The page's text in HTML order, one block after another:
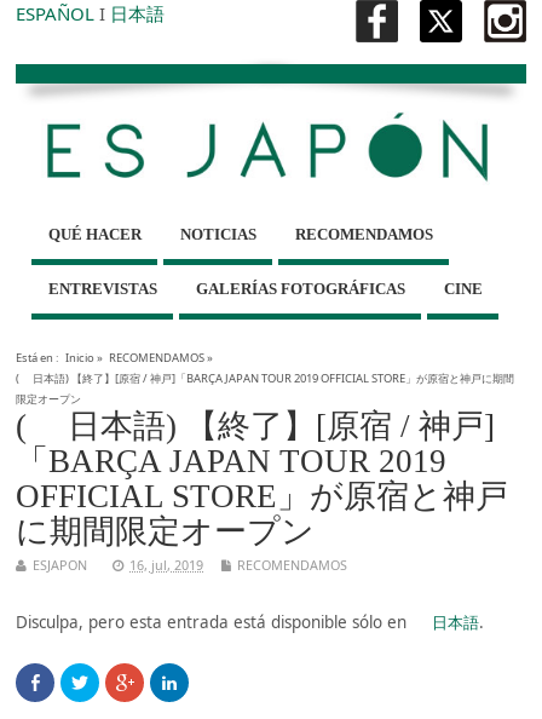
ESPAÑOL I 日本語
QUÉ HACER NOTICIAS RECOMENDAMOS
ENTREVISTAS GALERÍAS FOTOGRÁFICAS CINE
Está en : Inicio» RECOMENDAMOS»
( 日本語) 【終了】[原宿 / 神戸]「BARÇA JAPAN TOUR 2019 OFFICIAL STORE」が原宿と神戸に期間
限定オープン
( 日本語) 【終了】[原宿 / 神戸]
「BARÇA JAPAN TOUR 2019
OFFICIAL STORE」が原宿と神戸
に期間限定オープン
ESJAPON 16, jul, 2019 RECOMENDAMOS
Disculpa, pero esta entrada está disponible sólo en 日本語.